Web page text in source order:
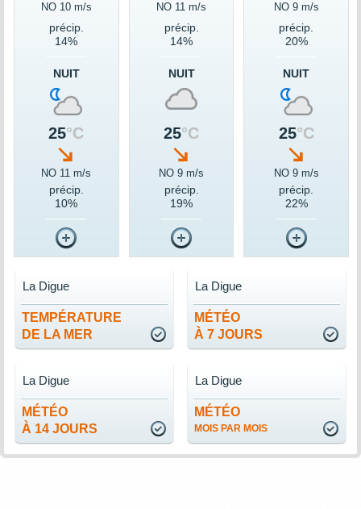
NO 10 m/s
précip.
14%
NUIT
25°C
NO 11 m/s
précip.
10%
NO 11 m/s
précip.
14%
NUIT
25°C
NO 9 m/s
précip.
19%
NO 9 m/s
précip.
20%
NUIT
25°C
NO 9 m/s
précip.
22%
TEMPÉRATURE
DE LA MER
La Digue
MÉTÉO
À 7 JOURS
La Digue
MÉTÉO
À 14 JOURS
La Digue
MÉTÉO
MOIS PAR MOIS
La Digue